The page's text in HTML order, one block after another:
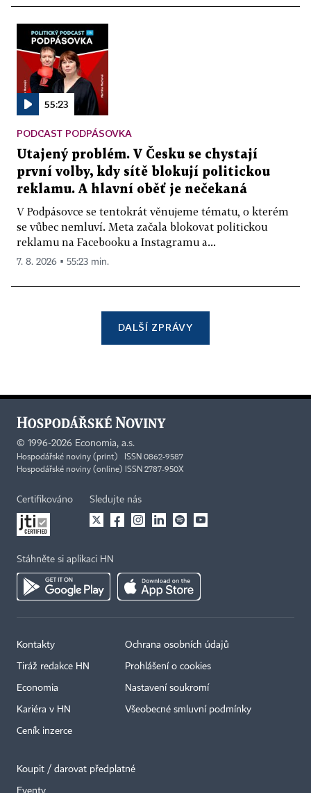
55:23
PODCAST PODPÁSOVKA
Utajený problém. V Česku se chystají
první volby, kdy sítě blokují politickou
reklamu. A hlavní oběť je nečekaná
V Podpásovce se tentokrát věnujeme tématu, o kterém
se vůbec nemluví. Meta začala blokovat politickou
reklamu na Facebooku a Instagramu a...
7. 8. 2026 ▪ 55:23 min.
DALŠÍ ZPRÁVY
© 1996-2026 Economia, a.s.
Hospodářské noviny (print) ISSN 0862-9587
Hospodářské noviny (online) ISSN 2787-950X
Certifikováno Sledujte nás
Stáhněte si aplikaci HN
Kontakty
Tiráž redakce HN
Economia
Kariéra v HN
Ceník inzerce
Ochrana osobních údajů
Prohlášení o cookies
Nastavení soukromí
Všeobecné smluvní podmínky
Koupit / darovat předplatné
Eventy